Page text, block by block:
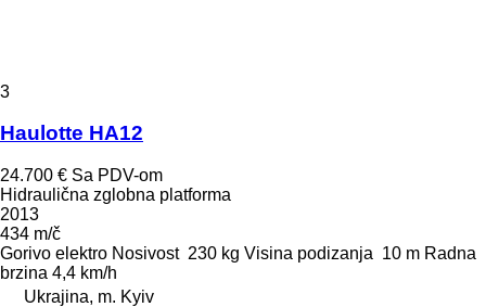
3
Haulotte HA12
24.700 € Sa PDV-om
Hidraulična zglobna platforma
2013
434 m/č
Gorivo elektro Nosivost 230 kg Visina podizanja 10 m Radna
brzina 4,4 km/h
Ukrajina, m. Kyiv